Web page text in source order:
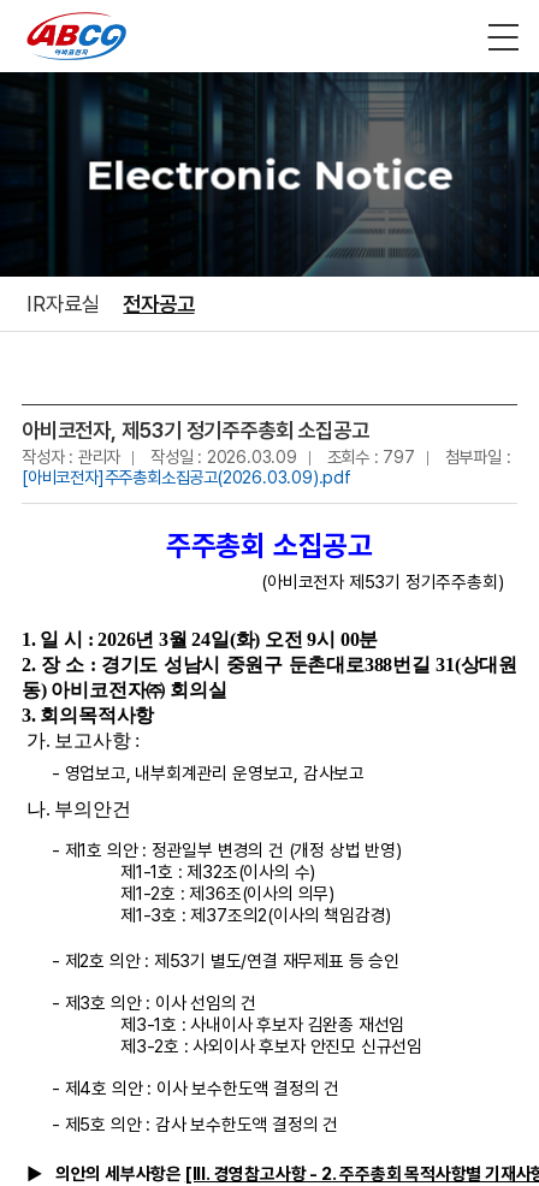
Electronic Notice
IR자료실 전자공고
아비코전자, 제53기 정기주주총회 소집공고
작성자 : 관리자 작성일 : 2026.03.09 조회수 : 797
첨부파일 :
[아비코전자]주주총회소집공고(2026.03.09).pdf
주주총회 소집공고
(아비코전자 제53기 정기주주총회)
1. 일 시 : 2026년 3월 24일(화) 오전 9시 00분
2. 장 소 : 경기도 성남시 중원구 둔촌대로388번길 31(상대원
동) 아비코전자㈜ 회의실
3. 회의목적사항
가. 보고사항 :
- 영업보고, 내부회계관리 운영보고, 감사보고
나. 부의안건
- 제1호 의안 : 정관일부 변경의 건 (개정 상법 반영)
제1-1호 : 제32조(이사의 수)
제1-2호 : 제36조(이사의 의무)
제1-3호 : 제37조의2(이사의 책임감경)
- 제2호 의안 : 제53기 별도/연결 재무제표 등 승인
- 제3호 의안 : 이사 선임의 건
제3-1호 : 사내이사 후보자 김완종 재선임
제3-2호 : 사외이사 후보자 안진모 신규선임
- 제4호 의안 : 이사 보수한도액 결정의 건
- 제5호 의안 : 감사 보수한도액 결정의 건
▶ 의안의 세부사항은 [III. 경영참고사항 - 2. 주주총회 목적사항별 기재사